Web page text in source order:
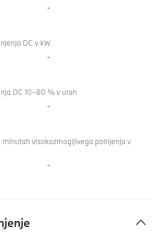
-
DC v kW
-
DC 10–80 % v urah
-
minutah visokozmogljivega polnjenja v
-